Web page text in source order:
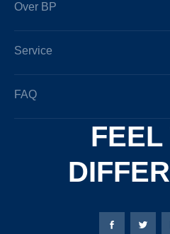
Over BP
Service
FAQ
FEEL